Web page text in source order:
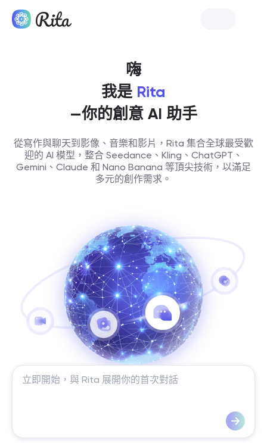
嗨
我是Rita
—你的創意 AI 助手
從寫作與聊天到影像、音樂和影片，Rita 集合全球最受歡
迎的 AI 模型，整合 Seedance、Kling、ChatGPT、
Gemini、Claude 和 Nano Banana 等頂尖技術，以滿足
多元的創作需求。